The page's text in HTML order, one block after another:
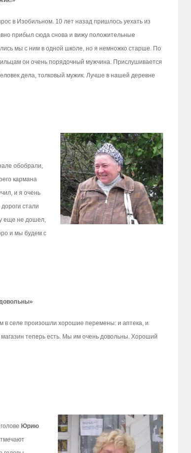
в Изобильном. 10 лет назад пришлось уехать из
прибыл сюда снова и вижу положительные
мы с ним в одной школе, но я немножко старше. По
он очень порядочный мужчина. Прислушивается
дела, толковый мужик. Лучше в нашей деревне
обобрали,
кармана
и я очень
стали
еще не дошел,
и мы будем с
в селе произошли хорошие перемены: и аптека, и
теперь есть. Мы им очень довольны. Хороший
Юрию